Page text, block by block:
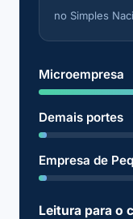
no Simples
Microempresa
Demais portes
Empresa de
Leitura para o